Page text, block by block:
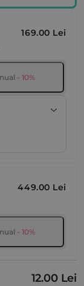
169.00 Lei
- 10%
449.00 Lei
- 10%
12.00 Lei